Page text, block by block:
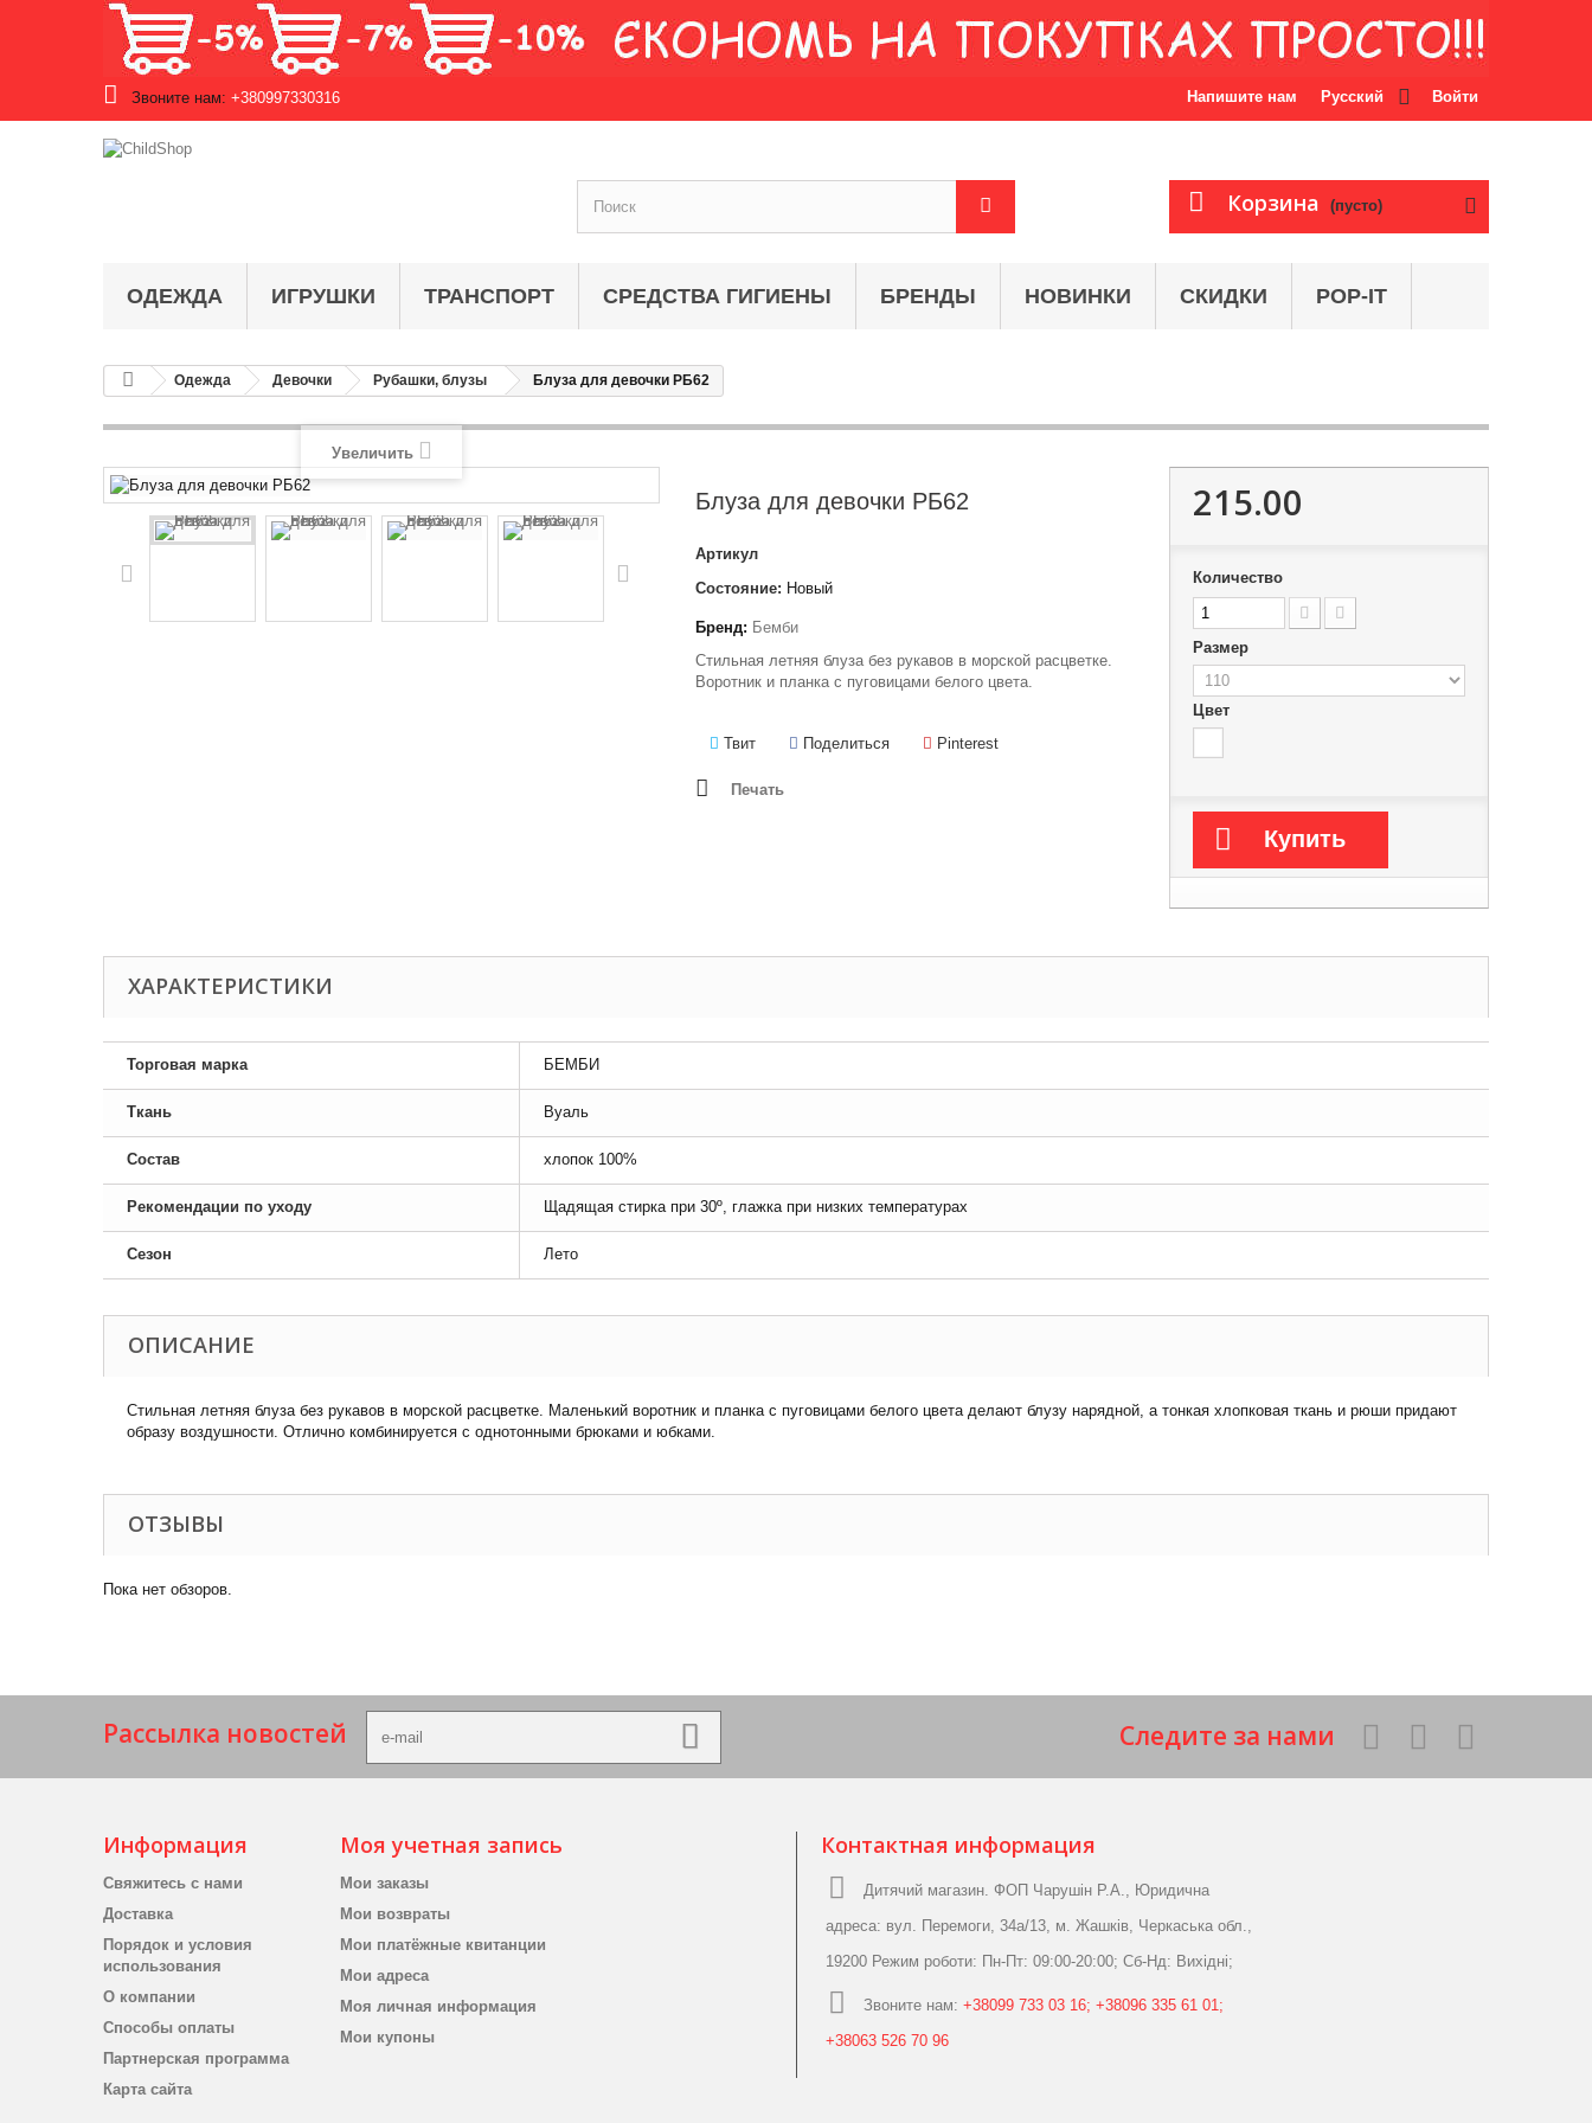
Войти
Русский
Напишите нам
Звоните нам: +380997330316
Корзина (пусто)
ОДЕЖДА ИГРУШКИ ТРАНСПОРТ СРЕДСТВА ГИГИЕНЫ БРЕНДЫ НОВИНКИ СКИДКИ POP-IT
Одежда Девочки Рубашки, блузы Блуза для девочки РБ62
Увеличить
Блуза для девочки РБ62
Артикул
Состояние: Новый
Бренд: Бемби
Стильная летняя блуза без рукавов в морской расцветке.
Воротник и планка с пуговицами белого цвета.
Твит Поделиться Pinterest
Печать
215.00
Количество
Размер
Цвет
Купить
ХАРАКТЕРИСТИКИ
Торговая марка БЕМБИ
Ткань Вуаль
Состав хлопок 100%
Рекомендации по уходу Щадящая стирка при 30º, глажка при низких температурах
Сезон Лето
ОПИСАНИЕ
Стильная летняя блуза без рукавов в морской расцветке. Маленький воротник и планка с пуговицами белого цвета делают блузу нарядной, а тонкая хлопковая ткань и рюши придают
образу воздушности. Отлично комбинируется с однотонными брюками и юбками.
ОТЗЫВЫ
Пока нет обзоров.
Рассылка новостей Следите за нами
Информация
Свяжитесь с нами
Доставка
Порядок и условия
использования
О компании
Способы оплаты
Партнерская программа
Карта сайта
Моя учетная запись
Мои заказы
Мои возвраты
Мои платёжные квитанции
Мои адреса
Моя личная информация
Мои купоны
Контактная информация
Дитячий магазин. ФОП Чарушін Р.А., Юридична
адреса: вул. Перемоги, 34а/13, м. Жашків, Черкаська обл.,
19200 Режим роботи: Пн-Пт: 09:00-20:00; Сб-Нд: Вихідні;
Звоните нам: +38099 733 03 16; +38096 335 61 01;
+38063 526 70 96